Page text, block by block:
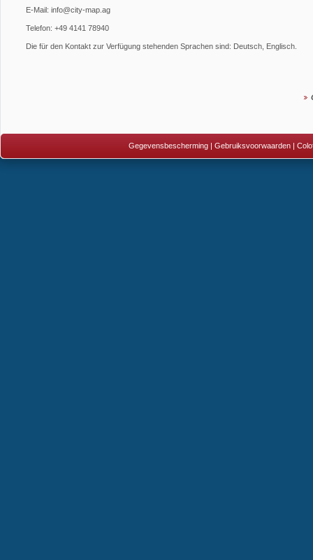
E-Mail: info@city-map.ag
Telefon: +49 4141 78940
Die für den Kontakt zur Verfügung stehenden Sprachen sind: Deutsch, Englisch.
Gegevensbescherming| Gebruiksvoorwaarden|